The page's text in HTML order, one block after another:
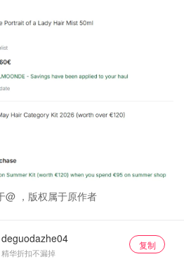
@ ，版权属于原作者
华折扣不漏掉
复制